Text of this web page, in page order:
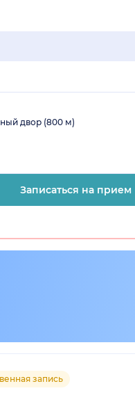
двор (800 м)
Записаться на прием
запись